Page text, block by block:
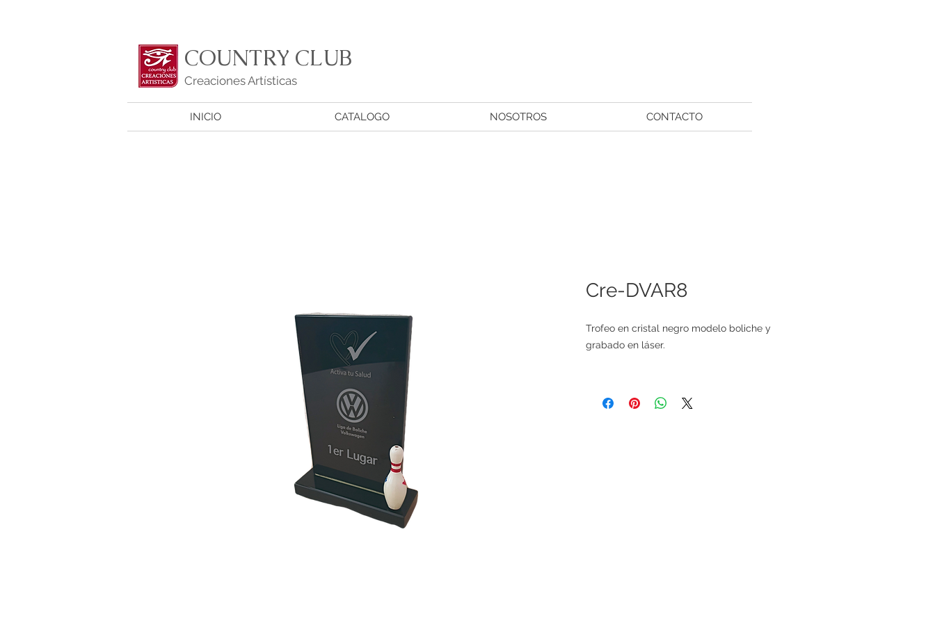
COUNTRY CLUB
Creaciones Artísticas
INICIO CATALOGO NOSOTROS CONTACTO
Cre-DVAR8
Trofeo en cristal negro modelo boliche y
grabado en láser.